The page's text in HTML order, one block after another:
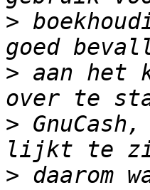
>
> aan het
>
> daarom